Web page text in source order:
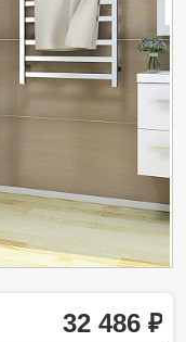
32 486